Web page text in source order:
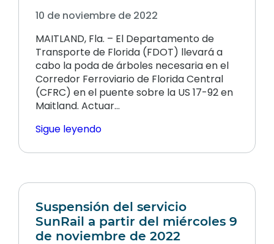
10 de noviembre de 2022
MAITLAND, Fla. – El Departamento de
Transporte de Florida (FDOT) llevará a
cabo la poda de árboles necesaria en el
Corredor Ferroviario de Florida Central
(CFRC) en el puente sobre la US 17-92 en
Maitland. Actuar…
Sigue leyendo
Suspensión del servicio
SunRail a partir del miércoles 9
de noviembre de 2022